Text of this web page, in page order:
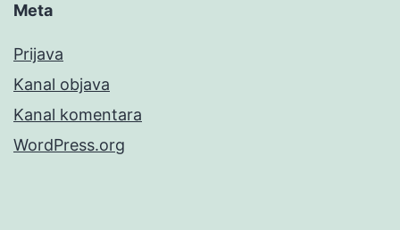
Meta
Prijava
Kanal objava
Kanal komentara
WordPress.org